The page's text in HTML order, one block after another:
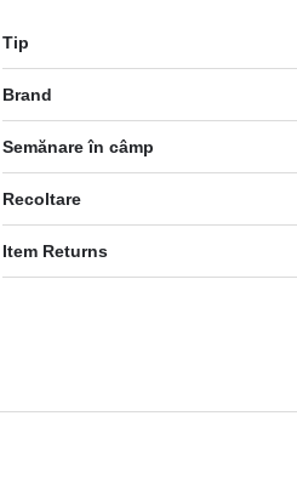
multe
Tip
Brand
Semănare în câmp
Recoltare
Item Returns